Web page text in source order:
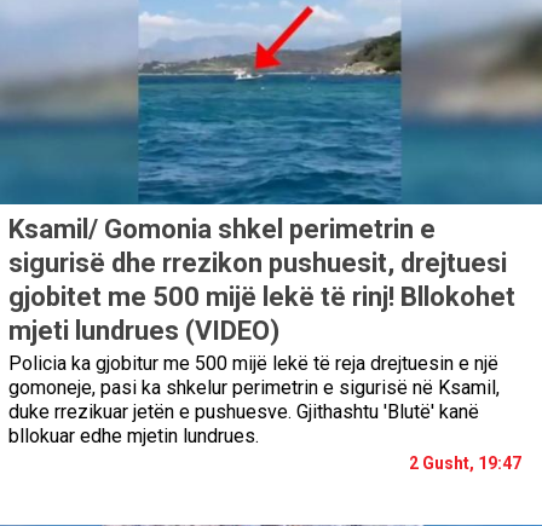
Ksamil/ Gomonia shkel perimetrin e
sigurisë dhe rrezikon pushuesit, drejtuesi
gjobitet me 500 mijë lekë të rinj! Bllokohet
mjeti lundrues (VIDEO)
Policia ka gjobitur me 500 mijë lekë të reja drejtuesin e një
gomoneje, pasi ka shkelur perimetrin e sigurisë në Ksamil,
duke rrezikuar jetën e pushuesve. Gjithashtu 'Blutë' kanë
bllokuar edhe mjetin lundrues.
2 Gusht, 19:47